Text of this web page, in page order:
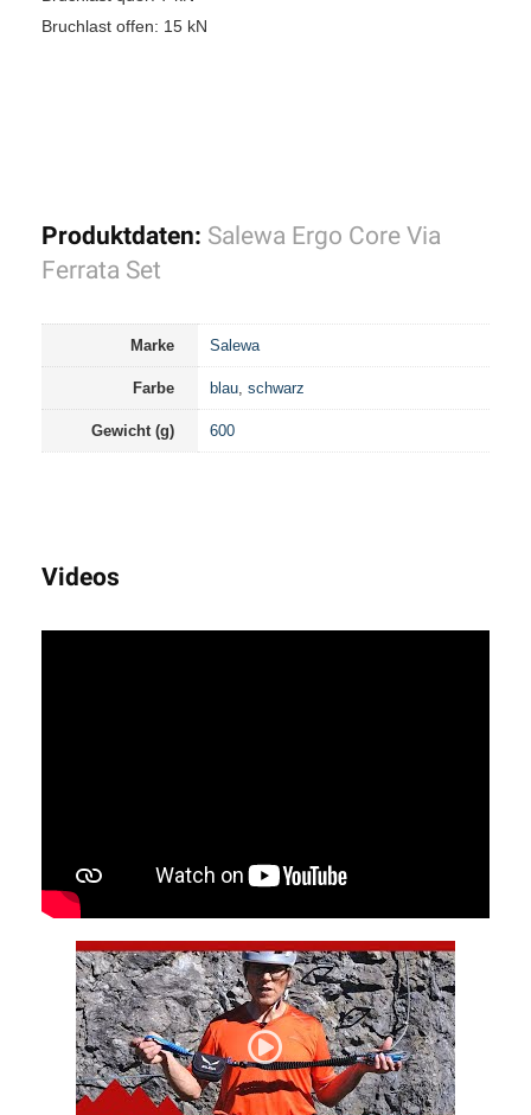
Bruchlast offen: 15 kN
Produktdaten: Salewa Ergo Core Via
Ferrata Set
Marke Salewa
Farbe blau, schwarz
Gewicht (g) 600
Videos